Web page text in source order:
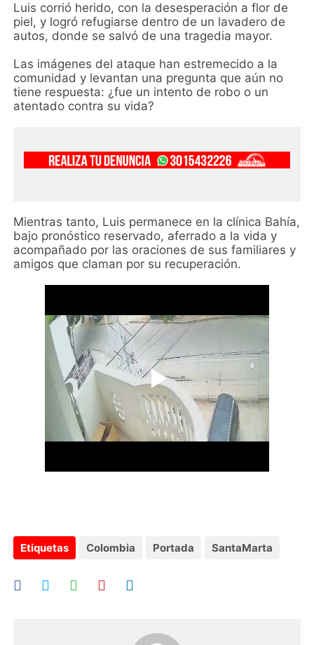
Luis corrió herido, con la desesperación a flor de
piel, y logró refugiarse dentro de un lavadero de
autos, donde se salvó de una tragedia mayor.
Las imágenes del ataque han estremecido a la
comunidad y levantan una pregunta que aún no
tiene respuesta: ¿fue un intento de robo o un
atentado contra su vida?
Mientras tanto, Luis permanece en la clínica Bahía,
bajo pronóstico reservado, aferrado a la vida y
acompañado por las oraciones de sus familiares y
amigos que claman por su recuperación.
Etiquetas Colombia Portada SantaMarta